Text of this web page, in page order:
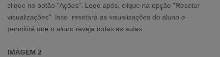
clique no botão "Ações". Logo após, clique na opção "Resetar
visualizações". Isso resetará as visualizações do aluno e
permitirá que o aluno reveja todas as aulas.
IMAGEM 2